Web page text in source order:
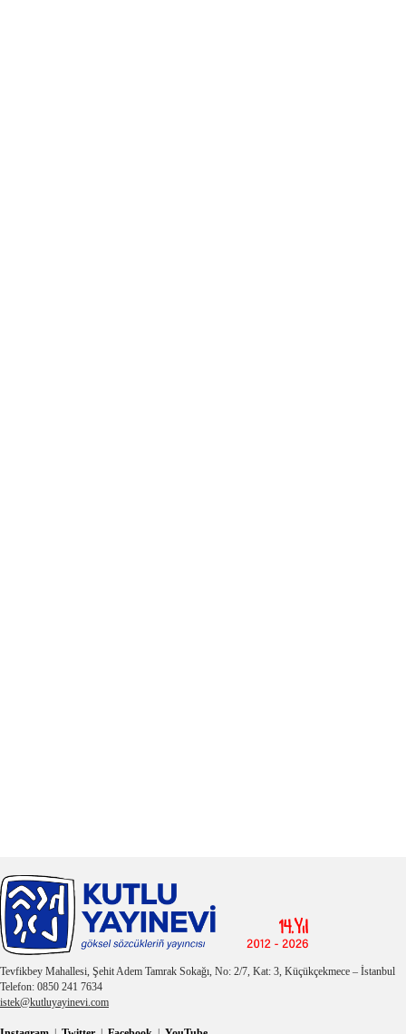
Tevfikbey Mahallesi, Şehit Adem Tamrak Sokağı, No: 2/7, Kat: 3, Küçükçekmece – İstanbul
Telefon: 0850 241 7634
istek@kutluyayinevi.com